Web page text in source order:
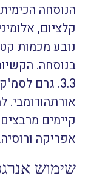
הנוסחה
קלציום,
נובע מכמות
3.3. גרם
אורתהורומבי.
קיימים
אפריקה ורוסיה.
שימוש